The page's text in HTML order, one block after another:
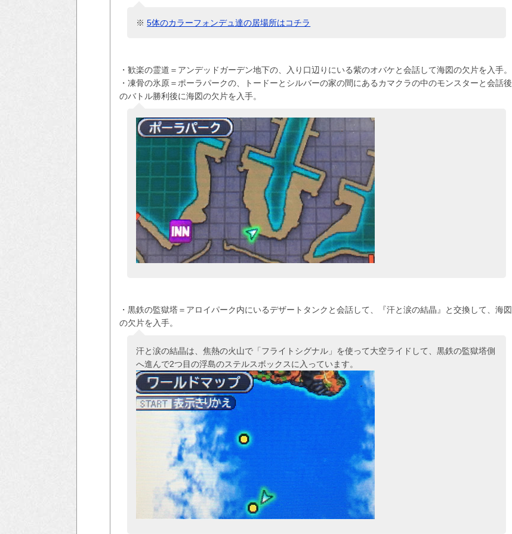
※5体のカラーフォンデュ達の居場所はコチラ
・歓楽の霊道＝アンデッドガーデン地下の、入り口辺りにいる紫のオバケと会話して海図の欠片を入手。
・凍骨の氷原＝ポーラパークの、トードーとシルバーの家の間にあるカマクラの中のモンスターと会話後
のバトル勝利後に海図の欠片を入手。
・黒鉄の監獄塔＝アロイパーク内にいるデザートタンクと会話して、『汗と涙の結晶』と交換して、海図
の欠片を入手。
汗と涙の結晶は、焦熱の火山で「フライトシグナル」を使って大空ライドして、黒鉄の監獄塔側
へ進んで2つ目の浮島のステルスボックスに入っています。